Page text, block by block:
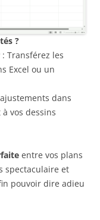
?
: Transférez les
Excel ou un
dans
vos dessins
entre vos plans
spectaculaire et
pouvoir dire adieu